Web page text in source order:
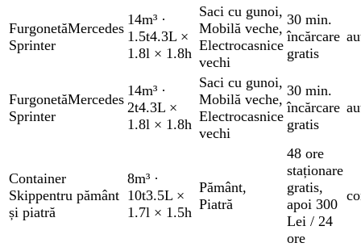
FurgonetăMercedes
Sprinter
14m³ ·
1.5t4.3L ×
1.8l × 1.8h
Saci cu gunoi,
Mobilă veche,
Electrocasnice
vechi
30 min.
încărcare
gratis
FurgonetăMercedes
Sprinter
14m³ ·
2t4.3L ×
1.8l × 1.8h
Saci cu gunoi,
Mobilă veche,
Electrocasnice
vechi
30 min.
încărcare
gratis
Container
Skippentru pământ
și piatră
8m³ ·
10t3.5L ×
1.7l × 1.5h
Pământ,
Piatră
48 ore
staționare
gratis,
apoi 300
Lei / 24
ore